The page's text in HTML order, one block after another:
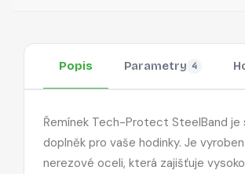
Popis Parametry 4
Řemínek Tech-Protect SteelBand
doplněk pro vaše hodinky. Je
nerezové oceli, která zajišťuje